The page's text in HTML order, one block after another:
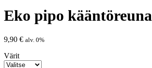
Eko pipo
9,90 € alv. 0%
Värit